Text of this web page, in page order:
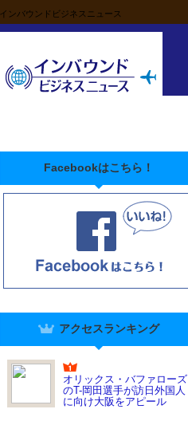
インバウンドビジネスニュース
Facebookはこちら！
アクセスランキング
オリックス・バファローズ
のT-岡田選手が訪日外国人
に向け大阪をアピール